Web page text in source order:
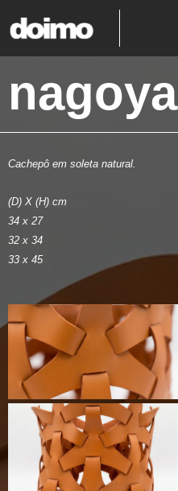
nagoya
Cachepô em soleta natural.
(D) X (H) cm
34 x 27
32 x 34
33 x 45